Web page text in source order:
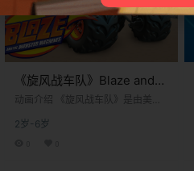
《旋风战车队》Blaze and
the Monster Machines英文
​​动画介绍​​ 《旋风战车队》是由​​美国
画剧集，于​​2014年10月13日​​首播。
2岁-6岁